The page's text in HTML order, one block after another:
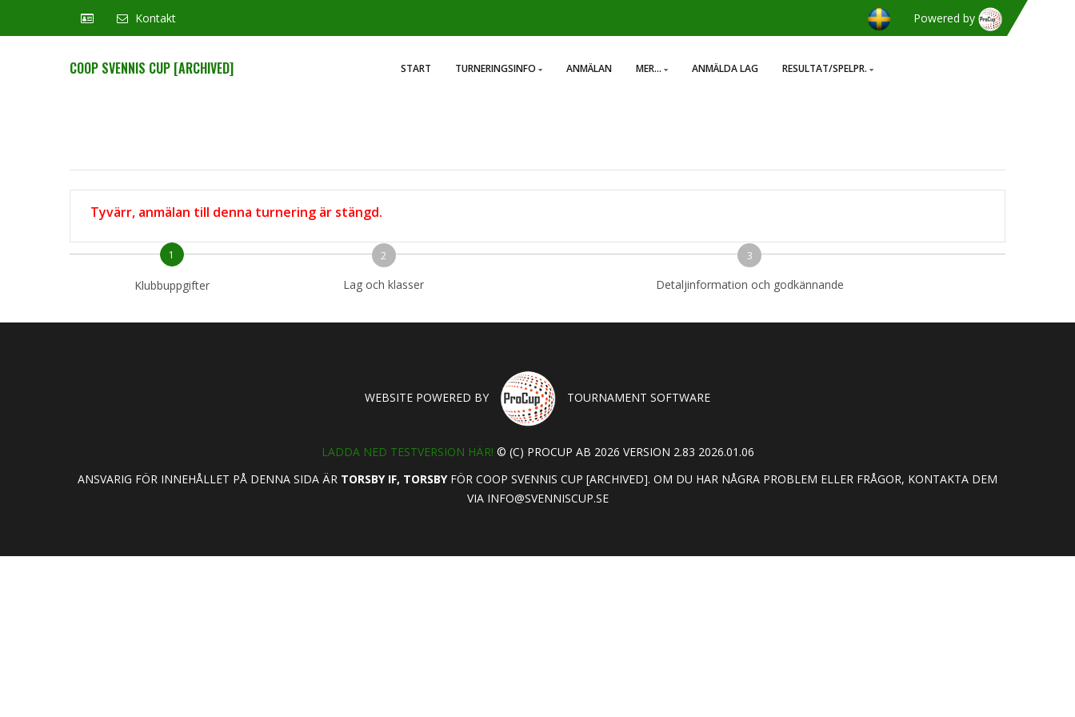
Kontakt Powered by
COOP SVENNIS CUP [ARCHIVED] START TURNERINGSINFO ANMÄLAN MER... ANMÄLDA LAG RESULTAT/SPELPR.
Tyvärr, anmälan till denna turnering är stängd.
1
Klubbuppgifter
2
Lag och klasser
3
Detaljinformation och godkännande
WEBSITE POWERED BY TOURNAMENT SOFTWARE
LADDA NED TESTVERSION HÄR! © (C) PROCUP AB 2026 VERSION 2.83 2026.01.06
ANSVARIG FÖR INNEHÅLLET PÅ DENNA SIDA ÄR TORSBY IF, TORSBYFÖR COOP SVENNIS CUP [ARCHIVED]. OM DU HAR NÅGRA PROBLEM ELLER FRÅGOR, KONTAKTA DEM
VIA INFO@SVENNISCUP.SE